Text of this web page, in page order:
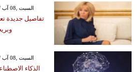
GMT 08:41 2026 السبت ,08 آب / أغسطس
تفاصيل جديدة
GMT 12:02 2026 السبت ,08 آب / أغسطس
الذكاء